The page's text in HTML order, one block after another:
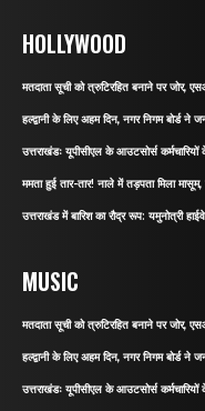
HOLLYWOOD
मतदाता सूची को त्रुटिरहित बनाने पर जोर,
हल्द्वानी के लिए अहम दिन, नगर निगम बोर्ड ने
उत्तराखंडः यूपीसीएल के आउटसोर्स
ममता हुई तार-तार! नाले में तड़पता मिला
उत्तराखंड में बारिश का रौद्र रूप: यमुनोत्री
MUSIC
मतदाता सूची को त्रुटिरहित बनाने पर जोर,
हल्द्वानी के लिए अहम दिन, नगर निगम बोर्ड ने
उत्तराखंडः यूपीसीएल के आउटसोर्स